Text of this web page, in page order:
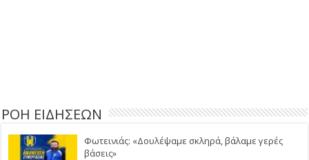
ΡΟΗ ΕΙΔΗΣΕΩΝ
Φωτεινιάς: «Δουλέψαμε σκληρά, βάλαμε γερές
βάσεις»